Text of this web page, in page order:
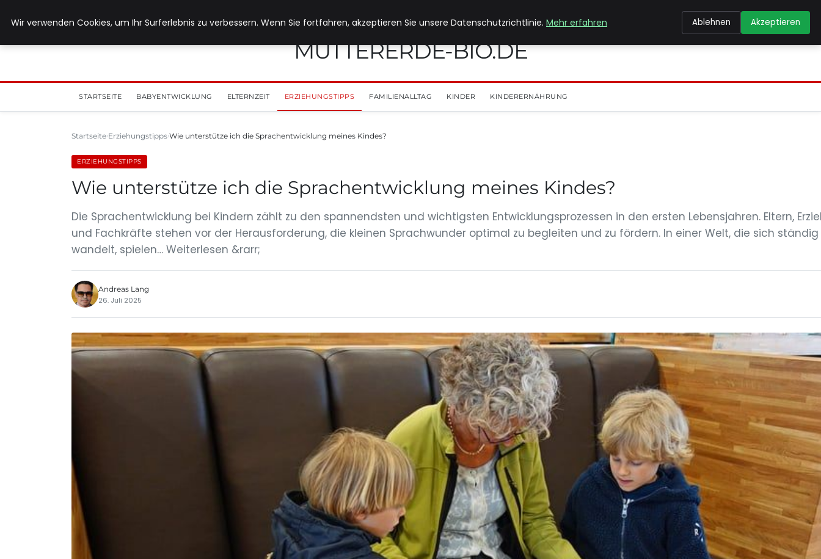
MUTTERERDE-BIO.DE
STARTSEITE BABYENTWICKLUNG ELTERNZEIT ERZIEHUNGSTIPPS FAMILIENALLTAG KINDER KINDERERNÄHRUNG
Startseite Erziehungstipps Wie unterstütze ich die Sprachentwicklung meines Kindes?
ERZIEHUNGSTIPPS
Wie unterstütze ich die Sprachentwicklung meines Kindes?
Die Sprachentwicklung bei Kindern zählt zu den spannendsten und wichtigsten Entwicklungsprozessen in den ersten Lebensjahren. Eltern,
und Fachkräfte stehen vor der Herausforderung, die kleinen Sprachwunder optimal zu begleiten und zu fördern. In einer Welt, die sich ständig
wandelt, spielen… Weiterlesen &rarr;
Andreas Lang
26. Juli 2025
Wir verwenden Cookies, um Ihr Surferlebnis zu verbessern. Wenn Sie fortfahren, akzeptieren Sie unsere Datenschutzrichtlinie. Mehr erfahren Ablehnen Akzeptieren